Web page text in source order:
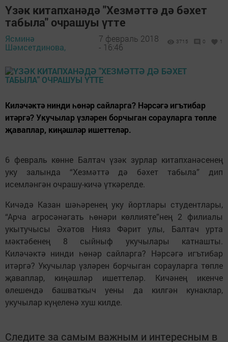
Үзәк китапханәдә "Хезмәттә дә бәхет
табыла" очрашуы үтте
Ясминә
Шәмсетдинова,
7 февраль 2018
- 16:46
3715 0 1
Киләчәктә нинди һөнәр сайларга? Нәрсәгә игътибар
итәргә? Укучылар үзләрен борчыган сорауларга төпле
җаваплар, киңәшләр ишеттеләр.
6 февраль көнне Балтач үзәк зурлар китапханәсенең
уку залында “Хезмәттә дә бәхет табыла” дип
исемләнгән очрашу-кичә үткәрелде.
Кичәдә Казан шәһәренең уку йортлары студентлары,
“Арча агросәнәгать һөнәри көллияте”нең 2 филиалы
укытучысы Әхәтов Нияз Фәрит улы, Балтач урта
мәктәбенең 8 сыйныф укучылары катнашты.
Киләчәктә нинди һөнәр сайларга? Нәрсәгә игътибар
итәргә? Укучылар үзләрен борчыган сорауларга төпле
җаваплар, киңәшләр ишеттеләр. Кичәнең икенче
өлешендә башваткыч уены да килгән кунаклар,
укучылар күңеленә хуш килде.
Следите за самым важным и интересным в